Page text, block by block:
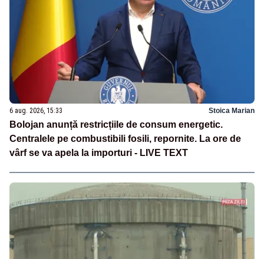
6 aug. 2026, 15:33 Stoica Marian
Bolojan anunță restricțiile de consum energetic.
Centralele pe combustibili fosili, repornite. La ore de
vârf se va apela la importuri - LIVE TEXT